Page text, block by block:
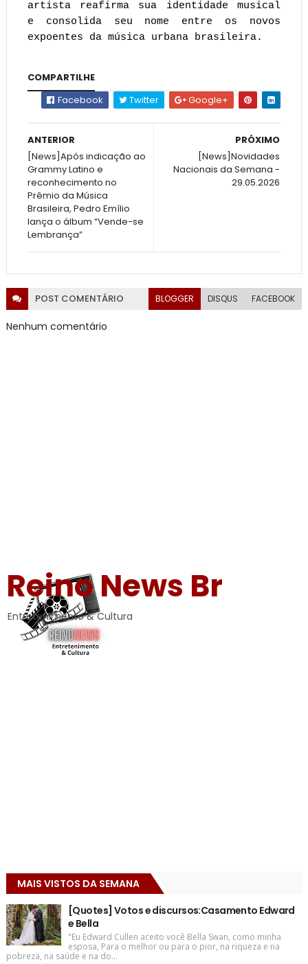
artista reafirma sua identidade musical
e consolida seu nome entre os novos
expoentes da música urbana brasileira.
COMPARTILHE
Facebook
Twitter Google+
PRÓXIMO
[News]Novidades
Nacionais da Semana -
29.05.2026
ANTERIOR
[News]Após indicação ao
Grammy Latino e
reconhecimento no
Prêmio da Música
Brasileira, Pedro Emílio
lança o álbum “Vende-se
Lembrança”
POST COMENTÁRIO BLOGGER DISQUS FACEBOOK
Nenhum comentário
Reino News Br
Entretenimento & Cultura
MAIS VISTOS DA SEMANA
[Quotes] Votos e discursos:Casamento Edward
e Bella
"Eu Edward Cullen aceito você Bella Swan, como minha
esposa, Para o melhor ou para o pior, na riqueza e na
pobreza, na saúde e na do...